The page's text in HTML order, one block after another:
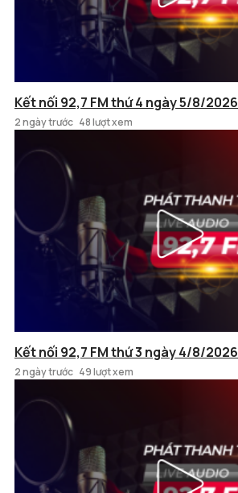
Kết nối 92,7 FM thứ 4 ngày 5/8/2026
2 ngày trước 48 lượt xem
Kết nối 92,7 FM thứ 3 ngày 4/8/2026
2 ngày trước 49 lượt xem